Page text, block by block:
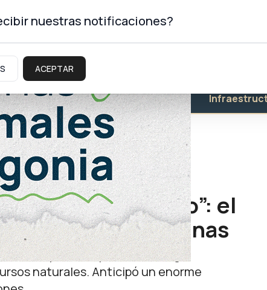
Educación Salud
río que en el plato”: el
a los guardafaunas
neuquinos a quienes entregó
naturales. Anticipó un enorme
nuestras notificaciones?
ACEPTAR